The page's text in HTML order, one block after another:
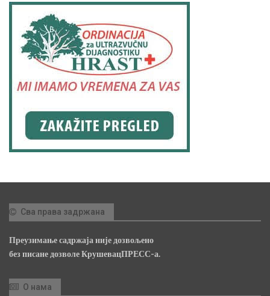
Сва права задржана
Преузимање садржаја није дозвољено
без писане дозволе КрушевацПРЕСС-а.
О нама